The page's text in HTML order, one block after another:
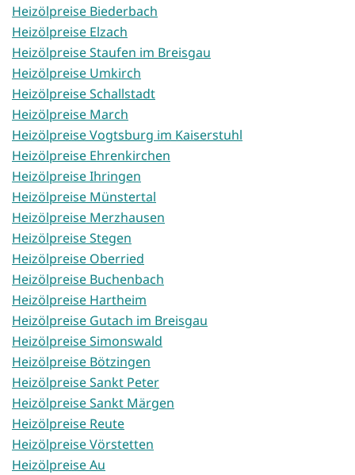
Heizölpreise Biederbach
Heizölpreise Elzach
Heizölpreise Staufen im Breisgau
Heizölpreise Umkirch
Heizölpreise Schallstadt
Heizölpreise March
Heizölpreise Vogtsburg im Kaiserstuhl
Heizölpreise Ehrenkirchen
Heizölpreise Ihringen
Heizölpreise Münstertal
Heizölpreise Merzhausen
Heizölpreise Stegen
Heizölpreise Oberried
Heizölpreise Buchenbach
Heizölpreise Hartheim
Heizölpreise Gutach im Breisgau
Heizölpreise Simonswald
Heizölpreise Bötzingen
Heizölpreise Sankt Peter
Heizölpreise Sankt Märgen
Heizölpreise Reute
Heizölpreise Vörstetten
Heizölpreise Au